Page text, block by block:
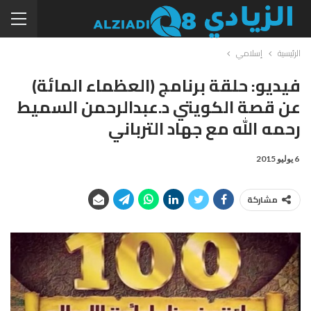
الرئيسية إسلامي
فيديو: حلقة برنامج (العظماء المائة)
عن قصة الكويتي د.عبدالرحمن السميط
رحمه الله مع جهاد الترباني
6 يوليو 2015
مشاركة